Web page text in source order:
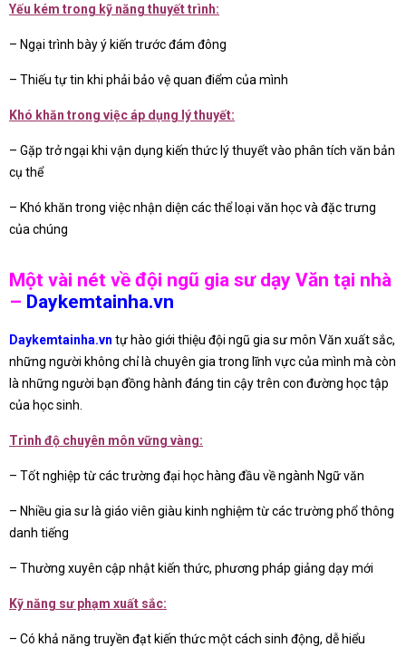
Yếu kém trong kỹ năng thuyết trình:
– Ngại trình bày ý kiến trước đám đông
– Thiếu tự tin khi phải bảo vệ quan điểm của mình
Khó khăn trong việc áp dụng lý thuyết:
– Gặp trở ngại khi vận dụng kiến thức lý thuyết vào phân tích văn bản
cụ thể
– Khó khăn trong việc nhận diện các thể loại văn học và đặc trưng
của chúng
Một vài nét về đội ngũ gia sư dạy Văn tại nhà
– Daykemtainha.vn
Daykemtainha.vn tự hào giới thiệu đội ngũ gia sư môn Văn xuất sắc,
những người không chỉ là chuyên gia trong lĩnh vực của mình mà còn
là những người bạn đồng hành đáng tin cậy trên con đường học tập
của học sinh.
Trình độ chuyên môn vững vàng:
– Tốt nghiệp từ các trường đại học hàng đầu về ngành Ngữ văn
– Nhiều gia sư là giáo viên giàu kinh nghiệm từ các trường phổ thông
danh tiếng
– Thường xuyên cập nhật kiến thức, phương pháp giảng dạy mới
Kỹ năng sư phạm xuất sắc:
– Có khả năng truyền đạt kiến thức một cách sinh động, dễ hiểu